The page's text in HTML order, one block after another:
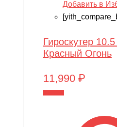
Добавить в
Гироскутер
Красный Огонь
11,990 ₽